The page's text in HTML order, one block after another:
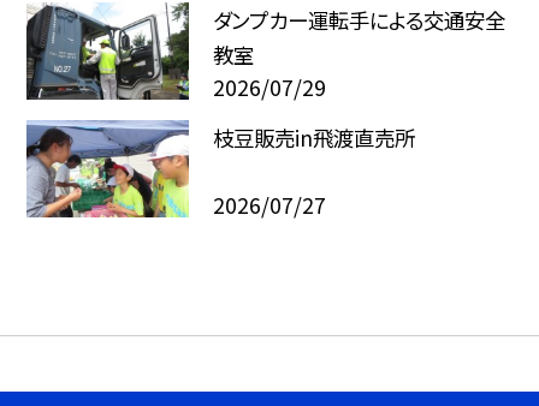
ダンプカー運転手による交通安全
教室
2026/07/29
枝豆販売in飛渡直売所
2026/07/27